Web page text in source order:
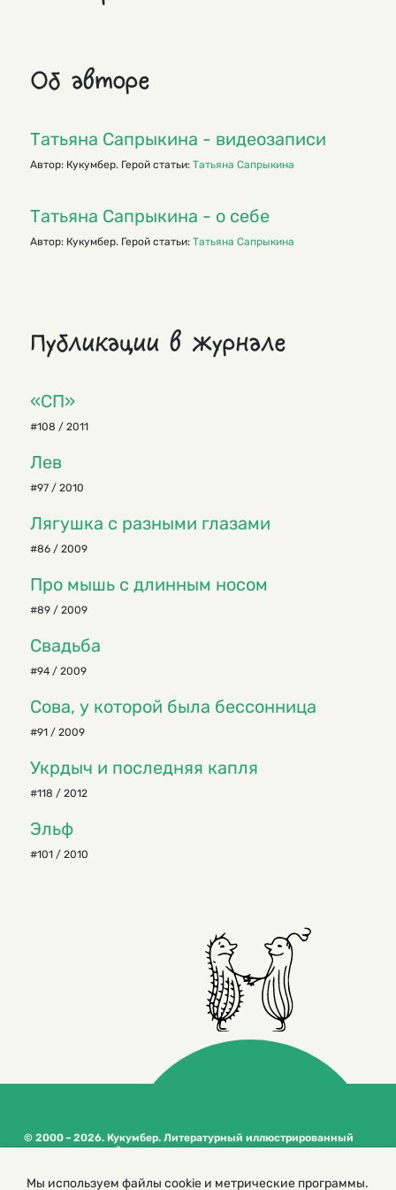
Об авторе
Татьяна Сапрыкина - видеозаписи
Автор: Кукумбер. Герой статьи: Татьяна Сапрыкина
Татьяна Сапрыкина - о себе
Автор: Кукумбер. Герой статьи: Татьяна Сапрыкина
Публикации в журнале
«СП»
#108 / 2011
Лев
#97 / 2010
Лягушка с разными глазами
#86 / 2009
Про мышь с длинным носом
#89 / 2009
Свадьба
#94 / 2009
Сова, у которой была бессонница
#91 / 2009
Укрдыч и последняя капля
#118 / 2012
Эльф
#101 / 2010
© 2000 – 2026. Кукумбер. Литературный иллюстрированный
журнал для детей
сайта
Мы используем файлы cookie и метрические программы.